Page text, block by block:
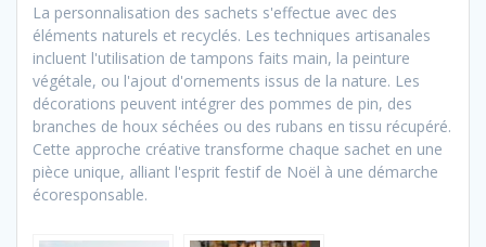
La personnalisation des sachets s'effectue avec des
éléments naturels et recyclés. Les techniques artisanales
incluent l'utilisation de tampons faits main, la peinture
végétale, ou l'ajout d'ornements issus de la nature. Les
décorations peuvent intégrer des pommes de pin, des
branches de houx séchées ou des rubans en tissu récupéré.
Cette approche créative transforme chaque sachet en une
pièce unique, alliant l'esprit festif de Noël à une démarche
écoresponsable.